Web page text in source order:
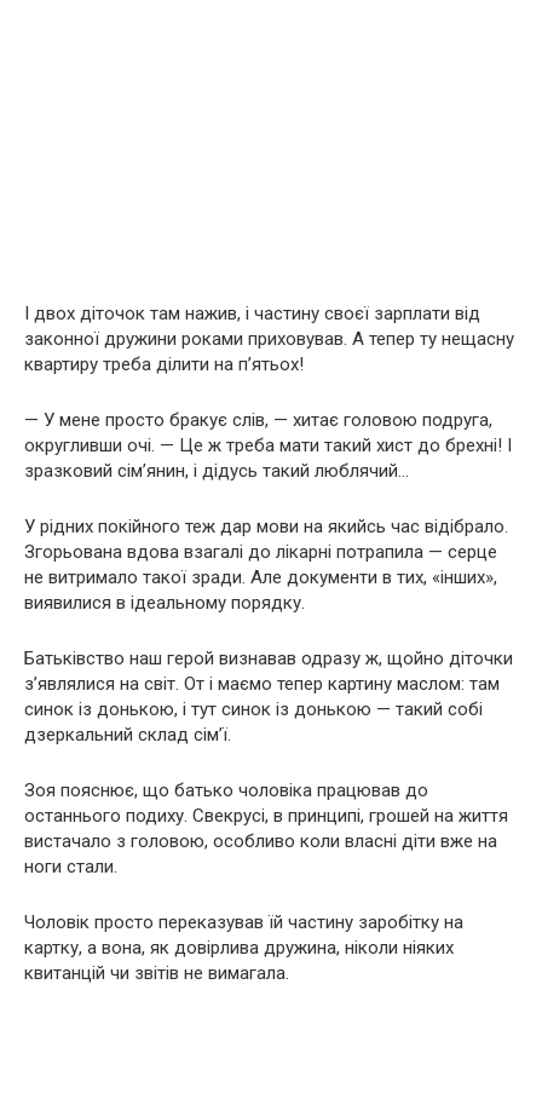
І двох діточок там нажив, і частину своєї зарплати від
законної дружини роками приховував. А тепер ту нещасну
квартиру треба ділити на п’ятьох!
— У мене просто бракує слів, — хитає головою подруга,
округливши очі. — Це ж треба мати такий хист до брехні! І
зразковий сім’янин, і дідусь такий люблячий…
У рідних покійного теж дар мови на якийсь час відібрало.
Згорьована вдова взагалі до лікарні потрапила — серце
не витримало такої зради. Але документи в тих, «інших»,
виявилися в ідеальному порядку.
Батьківство наш герой визнавав одразу ж, щойно діточки
з’являлися на світ. От і маємо тепер картину маслом: там
синок із донькою, і тут синок із донькою — такий собі
дзеркальний склад сім’ї.
Зоя пояснює, що батько чоловіка працював до
останнього подиху. Свекрусі, в принципі, грошей на життя
вистачало з головою, особливо коли власні діти вже на
ноги стали.
Чоловік просто переказував їй частину заробітку на
картку, а вона, як довірлива дружина, ніколи ніяких
квитанцій чи звітів не вимагала.